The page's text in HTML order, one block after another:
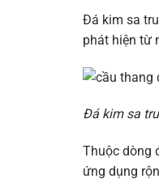
Đá kim sa
phát hiện từ
Đá kim sa
Thuộc dòng
ứng dụng